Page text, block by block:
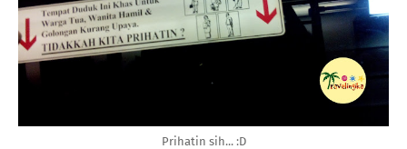
Prihatin sih... :D